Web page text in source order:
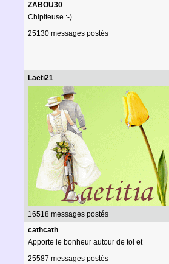
ZABOU30
Chipiteuse :-)
25130 messages postés
Laeti21
16518 messages postés
cathcath
Apporte le bonheur autour de toi et
25587 messages postés